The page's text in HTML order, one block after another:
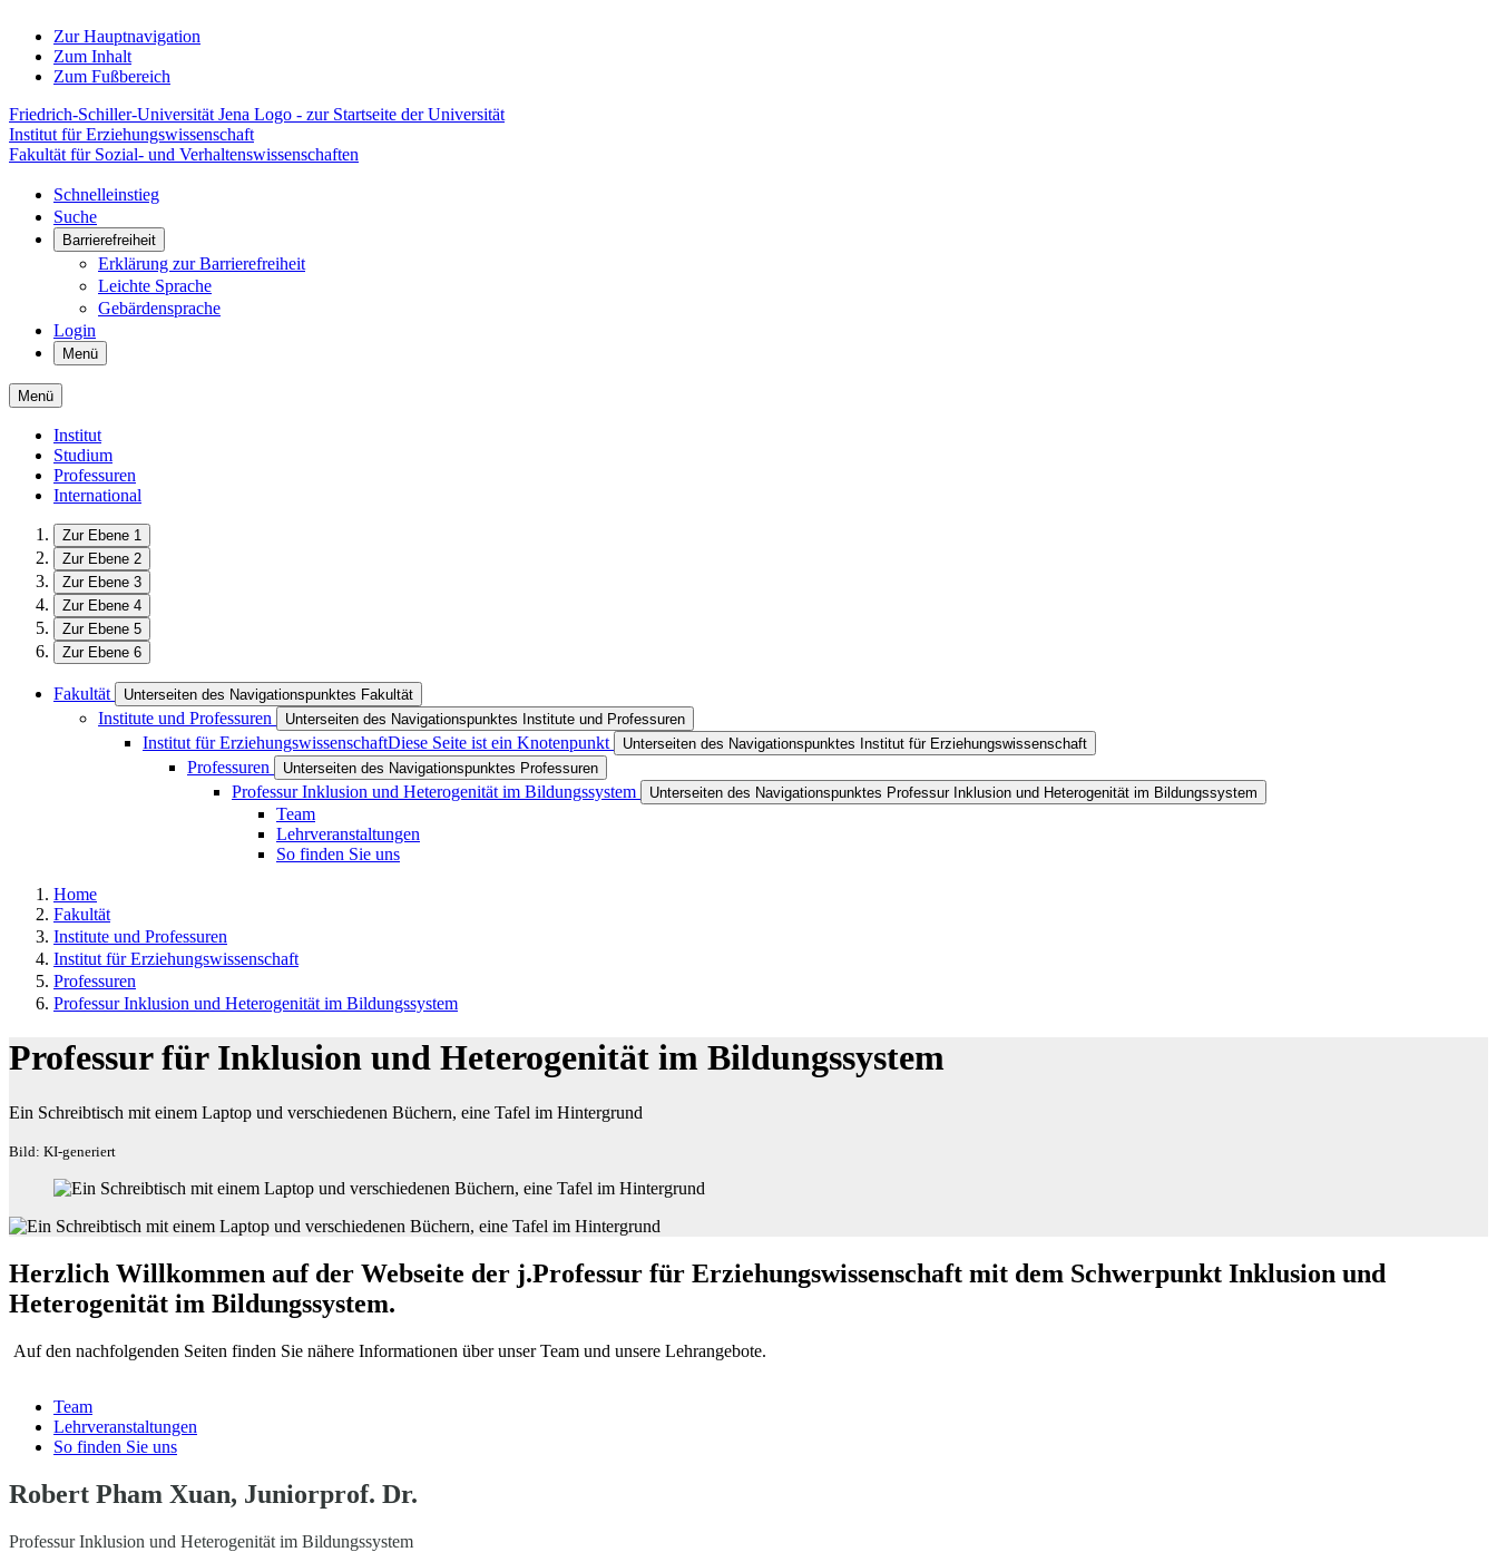
Zur Hauptnavigation
Zum Inhalt
Zum Fußbereich
Friedrich-Schiller-Universität Jena Logo - zur Startseite der Universität
Institut für Erziehungswissenschaft
Fakultät für Sozial- und Verhaltenswissenschaften
Schnelleinstieg
Suche
Barrierefreiheit
Erklärung zur Barrierefreiheit
Leichte Sprache
Gebärdensprache
Login
Menü
Menü
Institut
Studium
Professuren
International
Zur Ebene 1
Zur Ebene 2
Zur Ebene 3
Zur Ebene 4
Zur Ebene 5
Zur Ebene 6
Fakultät Unterseiten des Navigationspunktes Fakultät
Institute und Professuren Unterseiten des Navigationspunktes Institute und Professuren
Institut für ErziehungswissenschaftDiese Seite ist ein Knotenpunkt Unterseiten des Navigationspunktes Institut für Erziehungswissenschaft
Professuren Unterseiten des Navigationspunktes Professuren
Professur Inklusion und Heterogenität im Bildungssystem Unterseiten des Navigationspunktes Professur Inklusion und Heterogenität im Bildungssystem
Team
Lehrveranstaltungen
So finden Sie uns
Home
Fakultät
Institute und Professuren
Institut für Erziehungswissenschaft
Professuren
Professur Inklusion und Heterogenität im Bildungssystem
Professur für Inklusion und Heterogenität im Bildungssystem
Ein Schreibtisch mit einem Laptop und verschiedenen Büchern, eine Tafel im Hintergrund
Bild: KI-generiert
Herzlich Willkommen auf der Webseite der j.Professur für Erziehungswissenschaft mit dem Schwerpunkt Inklusion und
Heterogenität im Bildungssystem.
Auf den nachfolgenden Seiten finden Sie nähere Informationen über unser Team und unsere Lehrangebote.
Team
Lehrveranstaltungen
So finden Sie uns
Robert Pham Xuan, Juniorprof. Dr.
Professur Inklusion und Heterogenität im Bildungssystem